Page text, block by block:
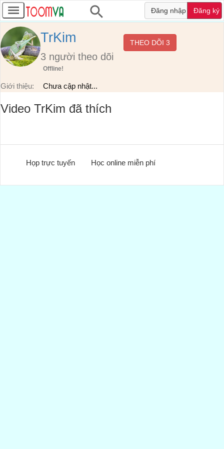
Đăng nhập Đăng ký
TrKim
3 người theo dõi
Offline!
THEO DÕI 3
Giới thiệu: Chưa cập nhật...
Video TrKim đã thích
Họp trực tuyến Học online miễn phí